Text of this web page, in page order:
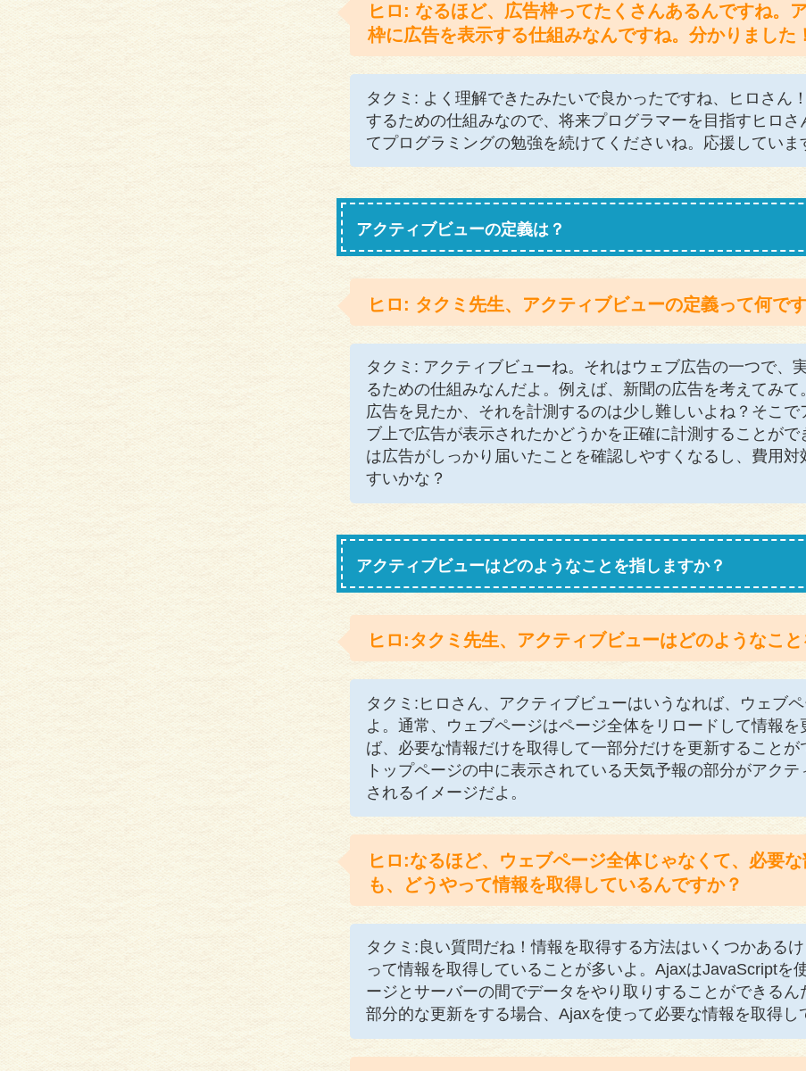
ヒロ: なるほど、広告枠ってたくさんあるんですね。
枠に広告を表示する仕組みなんですね。分かりました！
タクミ: よく理解できたみたいで良かったですね、ヒロさん
するための仕組みなので、将来プログラマーを目指すヒロ
てプログラミングの勉強を続けてくださいね。応援していま
アクティブビューの定義は？
ヒロ: タクミ先生、アクティブビューの定義って何で
タクミ: アクティブビューね。それはウェブ広告の一つで、
るための仕組みなんだよ。例えば、新聞の広告を考えてみ
広告を見たか、それを計測するのは少し難しいよね？そこ
ブ上で広告が表示されたかどうかを正確に計測することが
は広告がしっかり届いたことを確認しやすくなるし、費用
すいかな？
アクティブビューはどのようなことを指しますか？
ヒロ:タクミ先生、アクティブビューはどのようなこ
タクミ:ヒロさん、アクティブビューはいうなれば、ウェブ
よ。通常、ウェブページはページ全体をリロードして情報
ば、必要な情報だけを取得して一部分だけを更新すること
トップページの中に表示されている天気予報の部分がアク
されるイメージだよ。
ヒロ:なるほど、ウェブページ全体じゃなくて、必要
も、どうやって情報を取得しているんですか？
タクミ:良い質問だね！情報を取得する方法はいくつかある
って情報を取得していることが多いよ。AjaxはJavaScriptを
ージとサーバーの間でデータをやり取りすることができる
部分的な更新をする場合、Ajaxを使って必要な情報を取得し